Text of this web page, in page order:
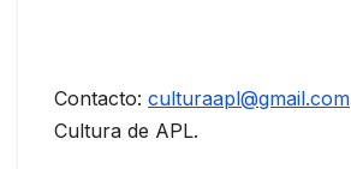
Contacto: culturaapl@gmail.com
Cultura de APL.